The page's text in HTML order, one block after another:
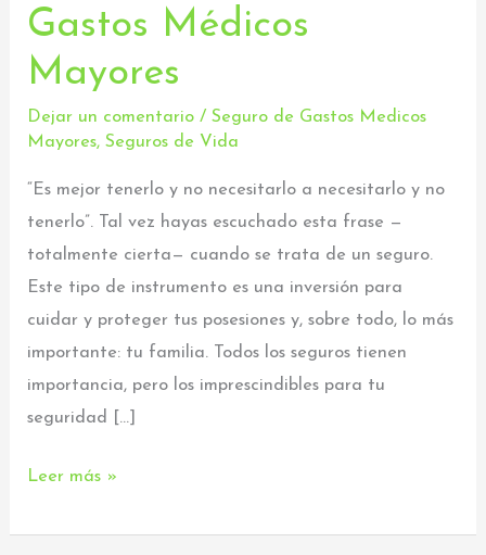
Gastos Médicos
Mayores
Dejar un comentario /Seguro de Gastos Medicos
Mayores,Seguros de Vida
“Es mejor tenerlo y no necesitarlo a necesitarlo y no
tenerlo”. Tal vez hayas escuchado esta frase —
totalmente cierta— cuando se trata de un seguro.
Este tipo de instrumento es una inversión para
cuidar y proteger tus posesiones y, sobre todo, lo más
importante: tu familia. Todos los seguros tienen
importancia, pero los imprescindibles para tu
seguridad […]
de
Vida
y
de
Gastos
Médicos
Mayores
Leer más »